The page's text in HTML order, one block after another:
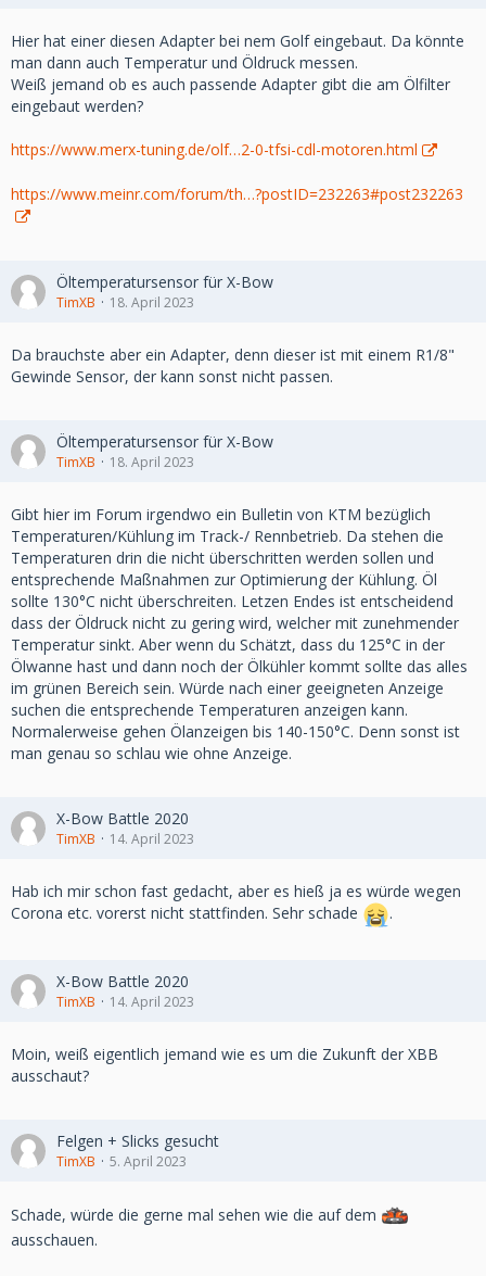
Hier hat einer diesen Adapter bei nem Golf eingebaut. Da könnte
man dann auch Temperatur und Öldruck messen.
Weiß jemand ob es auch passende Adapter gibt die am Ölfilter
eingebaut werden?
https://www.merx-tuning.de/olf…2-0-tfsi-cdl-motoren.html
https://www.meinr.com/forum/th…?postID=232263#post232263
Öltemperatursensor für X-Bow
TimXB 18. April 2023
Da brauchste aber ein Adapter, denn dieser ist mit einem R1/8"
Gewinde Sensor, der kann sonst nicht passen.
Öltemperatursensor für X-Bow
TimXB 18. April 2023
Gibt hier im Forum irgendwo ein Bulletin von KTM bezüglich
Temperaturen/Kühlung im Track-/ Rennbetrieb. Da stehen die
Temperaturen drin die nicht überschritten werden sollen und
entsprechende Maßnahmen zur Optimierung der Kühlung. Öl
sollte 130°C nicht überschreiten. Letzen Endes ist entscheidend
dass der Öldruck nicht zu gering wird, welcher mit zunehmender
Temperatur sinkt. Aber wenn du Schätzt, dass du 125°C in der
Ölwanne hast und dann noch der Ölkühler kommt sollte das alles
im grünen Bereich sein. Würde nach einer geeigneten Anzeige
suchen die entsprechende Temperaturen anzeigen kann.
Normalerweise gehen Ölanzeigen bis 140-150°C. Denn sonst ist
man genau so schlau wie ohne Anzeige.
X-Bow Battle 2020
TimXB 14. April 2023
Hab ich mir schon fast gedacht, aber es hieß ja es würde wegen
Corona etc. vorerst nicht stattfinden. Sehr schade
.
X-Bow Battle 2020
TimXB 14. April 2023
Moin, weiß eigentlich jemand wie es um die Zukunft der XBB
ausschaut?
Felgen + Slicks gesucht
TimXB 5. April 2023
Schade, würde die gerne mal sehen wie die auf dem
ausschauen.